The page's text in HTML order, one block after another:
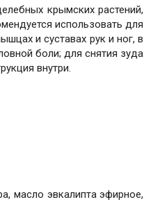
крымских растений,
использовать для
и суставах рук и ног, в
боли; для снятия зуда
внутри.
масло эвкалипта эфирное,